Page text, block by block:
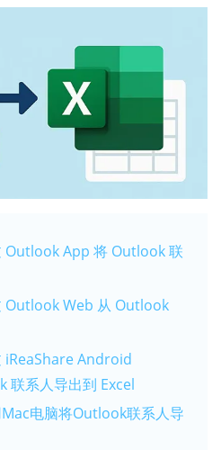
Outlook App 将 Outlook 联
Outlook Web 从 Outlook
iReaShare Android
联系人导出到 Excel
电脑将Outlook联系人导